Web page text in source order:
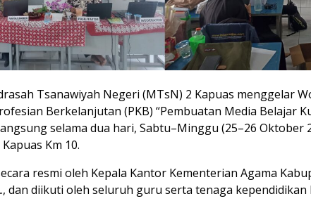
Tsanawiyah Negeri (MTsN) 2 Kapuas menggelar
Berkelanjutan (PKB) “Pembuatan Media Belajar
selama dua hari, Sabtu–Minggu (25–26 Oktober
Km 10.
resmi oleh Kepala Kantor Kementerian Agama
dan diikuti oleh seluruh guru serta tenaga kependidikan